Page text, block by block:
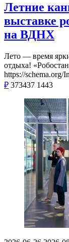
Летние
выставке
на ВДНХ
Лето — время
отдыха!
https://schema.org/
₽ 373437 1443